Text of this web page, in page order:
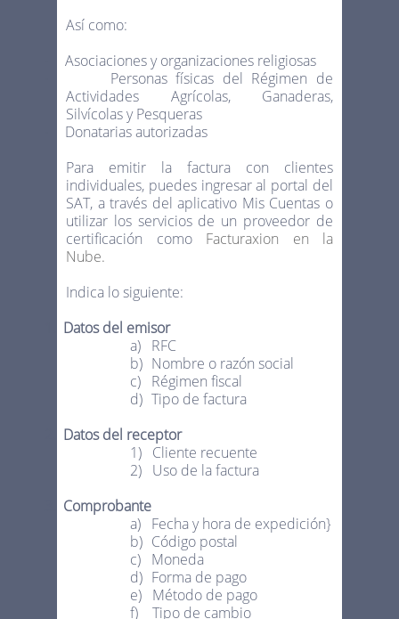
Así como:
Asociaciones y organizaciones religiosas
Personas físicas del Régimen de
Actividades Agrícolas, Ganaderas,
Silvícolas y Pesqueras
Donatarias autorizadas
Para emitir la factura con clientes
individuales, puedes ingresar al portal del
SAT, a través del aplicativo Mis Cuentas o
utilizar los servicios de un proveedor de
certificación como Facturaxion en la
Nube.
Indica lo siguiente:
Datos del emisor
a) RFC
b) Nombre o razón social
c) Régimen fiscal
d) Tipo de factura
Datos del receptor
1) Cliente recuente
2) Uso de la factura
Comprobante
a) Fecha y hora de expedición}
b) Código postal
c) Moneda
d) Forma de pago
e) Método de pago
f)
Tipo de cambio